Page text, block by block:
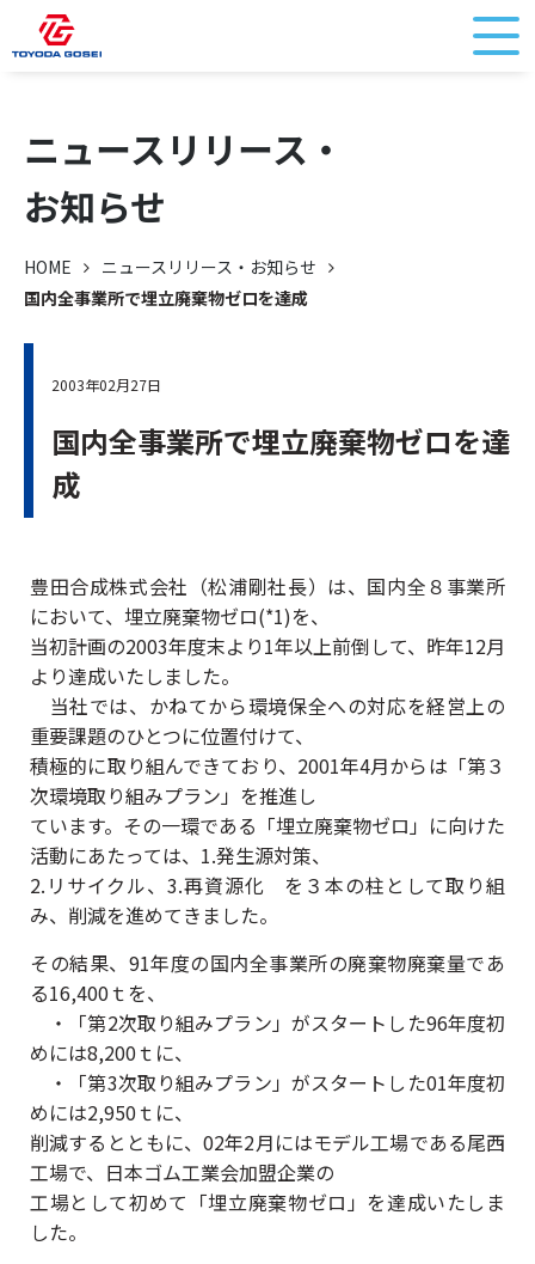
ニュースリリース・
お知らせ
HOME
ニュースリリース・お知らせ
国内全事業所で埋立廃棄物ゼロを達成
2003年02月27日
国内全事業所で埋立廃棄物ゼロを達
成
豊田合成株式会社（松浦剛社長）は、国内全８事業所
において、埋立廃棄物ゼロ(*1)を、
当初計画の2003年度末より1年以上前倒して、昨年12月
より達成いたしました。
当社では、かねてから環境保全への対応を経営上の
重要課題のひとつに位置付けて、
積極的に取り組んできており、2001年4月からは「第３
次環境取り組みプラン」を推進し
ています。その一環である「埋立廃棄物ゼロ」に向けた
活動にあたっては、1.発生源対策、
2.リサイクル、3.再資源化 を３本の柱として取り組
み、削減を進めてきました。
その結果、91年度の国内全事業所の廃棄物廃棄量であ
る16,400ｔを、
・「第2次取り組みプラン」がスタートした96年度初
めには8,200ｔに、
・「第3次取り組みプラン」がスタートした01年度初
めには2,950ｔに、
削減するとともに、02年2月にはモデル工場である尾西
工場で、日本ゴム工業会加盟企業の
工場として初めて「埋立廃棄物ゼロ」を達成いたしま
した。